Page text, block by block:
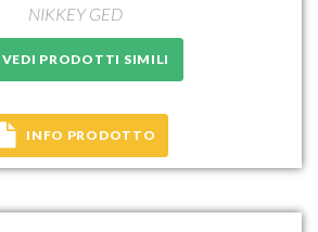
NIKKEY GED
VEDI PRODOTTI SIMILI
INFO PRODOTTO